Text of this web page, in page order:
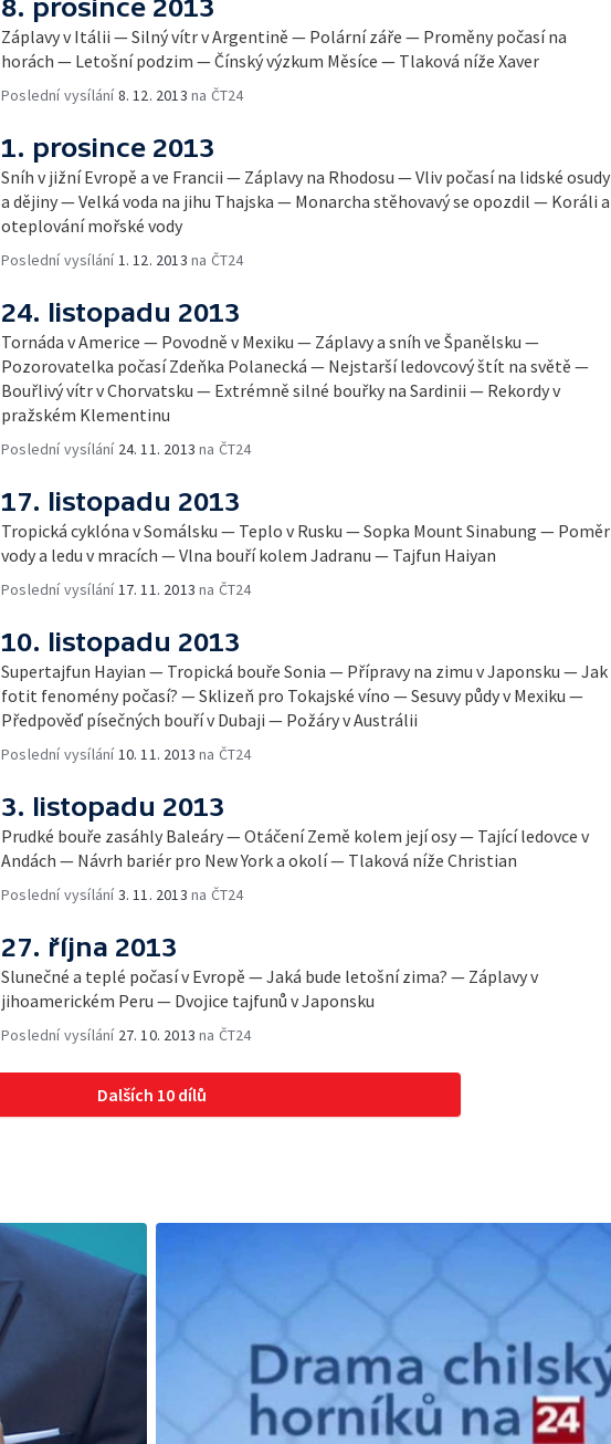
8. prosince 2013
Záplavy v Itálii — Silný vítr v Argentině — Polární záře — Proměny počasí na
horách — Letošní podzim — Čínský výzkum Měsíce — Tlaková níže Xaver
Poslední vysílání8. 12. 2013 na ČT24
1. prosince 2013
Sníh v jižní Evropě a ve Francii — Záplavy na Rhodosu — Vliv počasí na lidské osudy
a dějiny — Velká voda na jihu Thajska — Monarcha stěhovavý se opozdil — Koráli a
oteplování mořské vody
Poslední vysílání1. 12. 2013 na ČT24
24. listopadu 2013
Tornáda v Americe — Povodně v Mexiku — Záplavy a sníh ve Španělsku —
Pozorovatelka počasí Zdeňka Polanecká — Nejstarší ledovcový štít na světě —
Bouřlivý vítr v Chorvatsku — Extrémně silné bouřky na Sardinii — Rekordy v
pražském Klementinu
Poslední vysílání 24. 11. 2013 na ČT24
17. listopadu 2013
Tropická cyklóna v Somálsku — Teplo v Rusku — Sopka Mount Sinabung — Poměr
vody a ledu v mracích — Vlna bouří kolem Jadranu — Tajfun Haiyan
Poslední vysílání17. 11. 2013 na ČT24
10. listopadu 2013
Supertajfun Hayian — Tropická bouře Sonia — Přípravy na zimu v Japonsku — Jak
fotit fenomény počasí? — Sklizeň pro Tokajské víno — Sesuvy půdy v Mexiku —
Předpověď písečných bouří v Dubaji — Požáry v Austrálii
Poslední vysílání10. 11. 2013 na ČT24
3. listopadu 2013
Prudké bouře zasáhly Baleáry — Otáčení Země kolem její osy — Tající ledovce v
Andách — Návrh bariér pro New York a okolí — Tlaková níže Christian
Poslední vysílání3. 11. 2013 na ČT24
27. října 2013
Slunečné a teplé počasí v Evropě — Jaká bude letošní zima? — Záplavy v
jihoamerickém Peru — Dvojice tajfunů v Japonsku
Poslední vysílání 27. 10. 2013 na ČT24
Dalších 10 dílů